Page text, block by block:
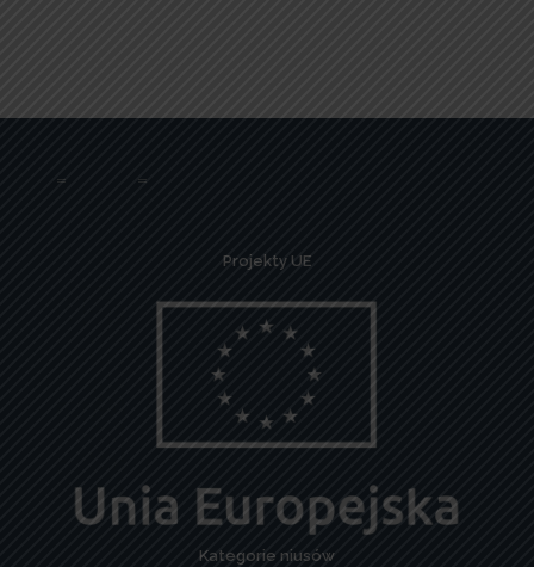
Projekty UE
Kategorie niusów